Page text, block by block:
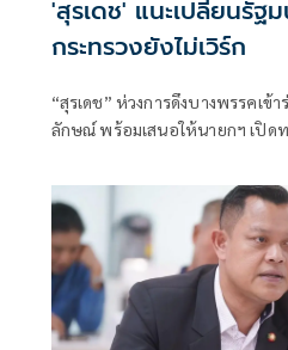
'สุรเดช' แนะเปลี่ยนรั
กระทรวงยังไม่เวิร์ก
“สุรเดช” ห่วงการดึงบางพรรคเข้
ลักษณ์ พร้อมเสนอให้นายกฯ เปิด
มาช่วยแก้วิกฤติประเทศ